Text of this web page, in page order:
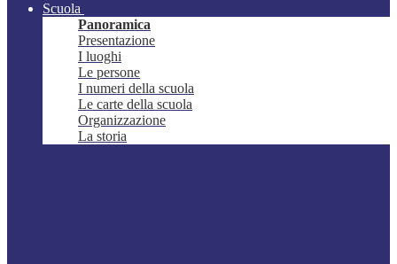
Scuola
Panoramica
Presentazione
I luoghi
Le persone
I numeri della scuola
Le carte della scuola
Organizzazione
La storia